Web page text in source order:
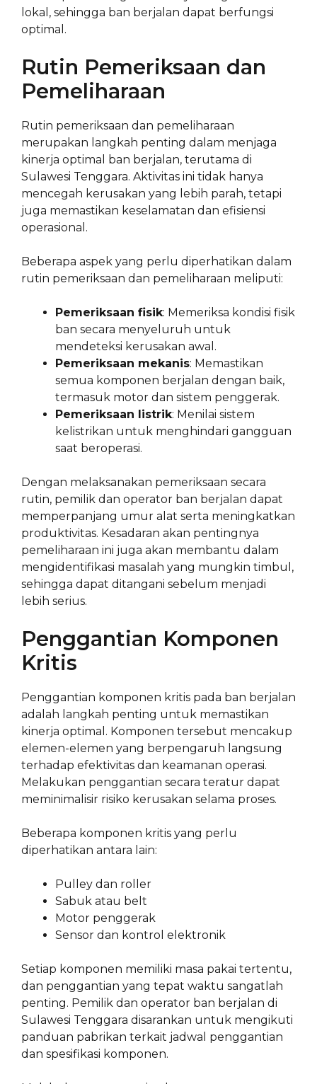
lokal, sehingga ban berjalan dapat berfungsi
optimal.
Rutin Pemeriksaan dan
Pemeliharaan
Rutin pemeriksaan dan pemeliharaan
merupakan langkah penting dalam menjaga
kinerja optimal ban berjalan, terutama di
Sulawesi Tenggara. Aktivitas ini tidak hanya
mencegah kerusakan yang lebih parah, tetapi
juga memastikan keselamatan dan efisiensi
operasional.
Beberapa aspek yang perlu diperhatikan dalam
rutin pemeriksaan dan pemeliharaan meliputi:
Pemeriksaan fisik: Memeriksa kondisi fisik
ban secara menyeluruh untuk
mendeteksi kerusakan awal.
Pemeriksaan mekanis: Memastikan
semua komponen berjalan dengan baik,
termasuk motor dan sistem penggerak.
Pemeriksaan listrik: Menilai sistem
kelistrikan untuk menghindari gangguan
saat beroperasi.
Dengan melaksanakan pemeriksaan secara
rutin, pemilik dan operator ban berjalan dapat
memperpanjang umur alat serta meningkatkan
produktivitas. Kesadaran akan pentingnya
pemeliharaan ini juga akan membantu dalam
mengidentifikasi masalah yang mungkin timbul,
sehingga dapat ditangani sebelum menjadi
lebih serius.
Penggantian Komponen
Kritis
Penggantian komponen kritis pada ban berjalan
adalah langkah penting untuk memastikan
kinerja optimal. Komponen tersebut mencakup
elemen-elemen yang berpengaruh langsung
terhadap efektivitas dan keamanan operasi.
Melakukan penggantian secara teratur dapat
meminimalisir risiko kerusakan selama proses.
Beberapa komponen kritis yang perlu
diperhatikan antara lain:
Pulley dan roller
Sabuk atau belt
Motor penggerak
Sensor dan kontrol elektronik
Setiap komponen memiliki masa pakai tertentu,
dan penggantian yang tepat waktu sangatlah
penting. Pemilik dan operator ban berjalan di
Sulawesi Tenggara disarankan untuk mengikuti
panduan pabrikan terkait jadwal penggantian
dan spesifikasi komponen.